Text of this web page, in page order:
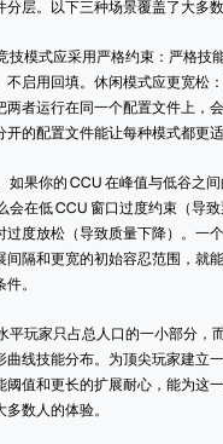
层。以下三种场景覆盖了大多
技模式应采用严格约束：严格技
不启用回填。休闲模式应更宽松
两者运行在同一个配置文件上，
的配置文件能让每种模式都更适
如果你的 CCU 在峰值与低谷之
会在低 CCU 窗口过度约束（导
过度放松（导致质量下降）。一
间隔和更宽的初始容忍范围，就
。
平玩家只占总人口的一小部分，
曲线技能分布。为顶尖玩家建立
阈值和更长的扩展耐心，能为这
数人的体验。